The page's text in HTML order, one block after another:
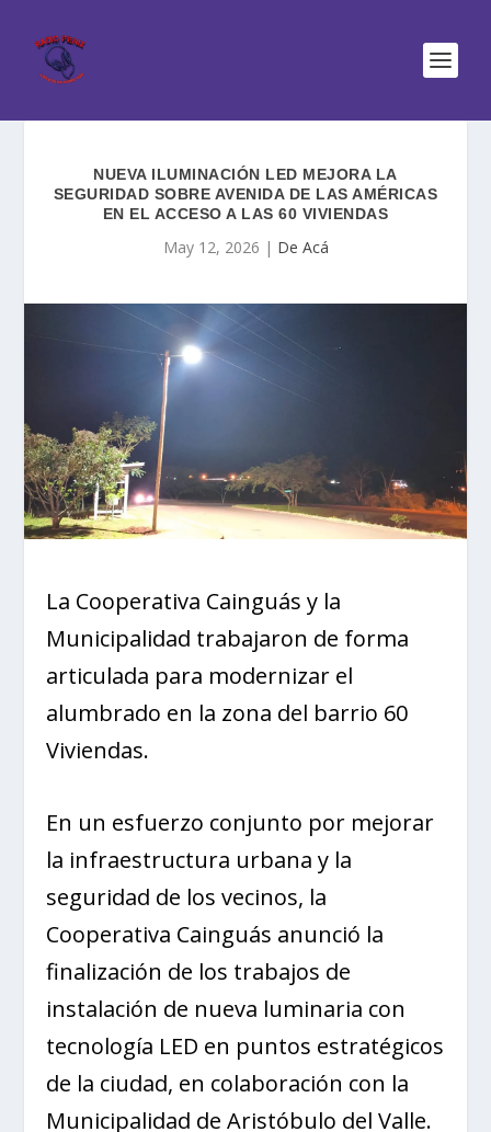
NUEVA ILUMINACIÓN LED MEJORA LA
SEGURIDAD SOBRE AVENIDA DE LAS AMÉRICAS
EN EL ACCESO A LAS 60 VIVIENDAS
May 12, 2026 | De Acá
La Cooperativa Cainguás y la
Municipalidad trabajaron de forma
articulada para modernizar el
alumbrado en la zona del barrio 60
Viviendas.
En un esfuerzo conjunto por mejorar
la infraestructura urbana y la
seguridad de los vecinos, la
Cooperativa Cainguás anunció la
finalización de los trabajos de
instalación de nueva luminaria con
tecnología LED en puntos estratégicos
de la ciudad, en colaboración con la
Municipalidad de Aristóbulo del Valle.